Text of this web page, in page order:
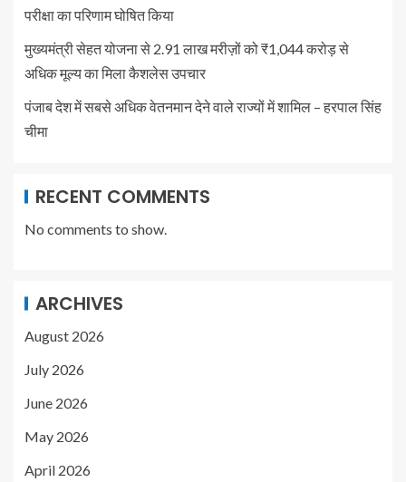
परीक्षा का परिणाम घोषित किया
मुख्यमंत्री सेहत योजना से 2.91 लाख मरीज़ों को ₹1,044 करोड़ से
अधिक मूल्य का मिला कैशलेस उपचार
पंजाब देश में सबसे अधिक वेतनमान देने वाले राज्यों में शामिल – हरपाल सिंह
चीमा
RECENT COMMENTS
No comments to show.
ARCHIVES
August 2026
July 2026
June 2026
May 2026
April 2026